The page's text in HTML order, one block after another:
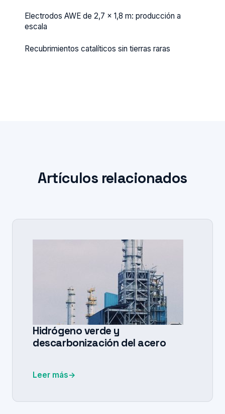
Electrodos AWE de 2,7 × 1,8 m: producción a
escala
Recubrimientos catalíticos sin tierras raras
Artículos relacionados
Hidrógeno verde y
descarbonización del acero
Leer más→